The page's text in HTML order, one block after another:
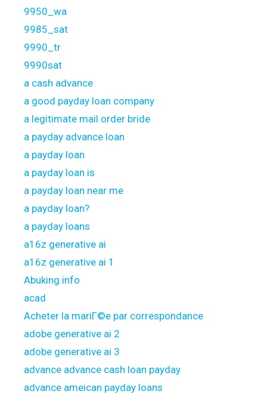
9950_wa
9985_sat
9990_tr
9990sat
a cash advance
a good payday loan company
a legitimate mail order bride
a payday advance loan
a payday loan
a payday loan is
a payday loan near me
a payday loan?
a payday loans
a16z generative ai
a16z generative ai 1
Abuking.info
acad
Acheter la mariГ©e par correspondance
adobe generative ai 2
adobe generative ai 3
advance advance cash loan payday
advance ameican payday loans